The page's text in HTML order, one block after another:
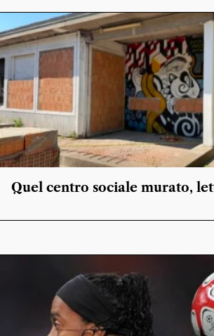
Quel centro sociale murato,